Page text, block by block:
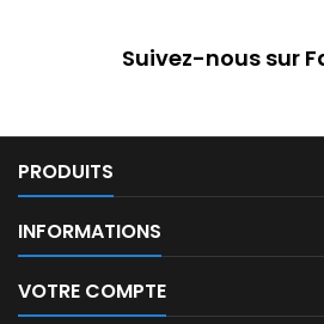
Suivez-nous sur
PRODUITS
INFORMATIONS
VOTRE COMPTE